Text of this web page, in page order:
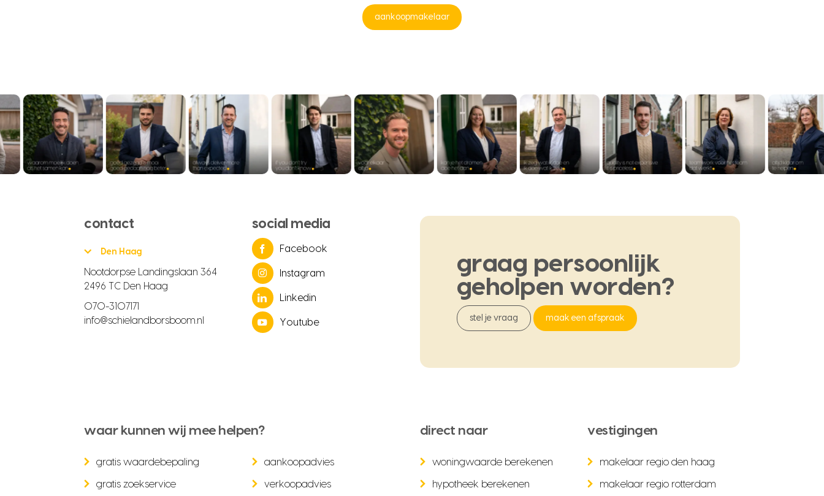
aankoopmakelaar
contact
Den Haag
Nootdorpse Landingslaan 364
2496 TC Den Haag
070-3107171
info@schielandborsboom.nl
social media
Facebook
Instagram
Linkedin
Youtube
graag persoonlijk
geholpen worden?
stel je vraag maak een afspraak
waar kunnen wij mee helpen?
gratis waardebepaling
gratis zoekservice
aankoopadvies
verkoopadvies
direct naar
woningwaarde berekenen
hypotheek berekenen
vestigingen
makelaar regio den haag
makelaar regio rotterdam